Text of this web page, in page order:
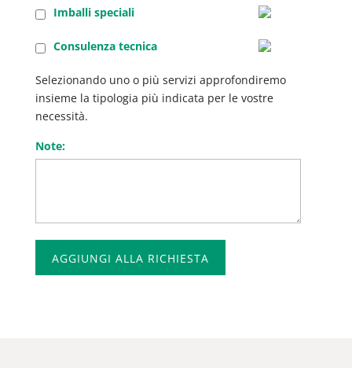
Imballi speciali
Consulenza tecnica
Selezionando uno o più servizi approfondiremo
insieme la tipologia più indicata per le vostre
necessità.
Note:
AGGIUNGI ALLA RICHIESTA